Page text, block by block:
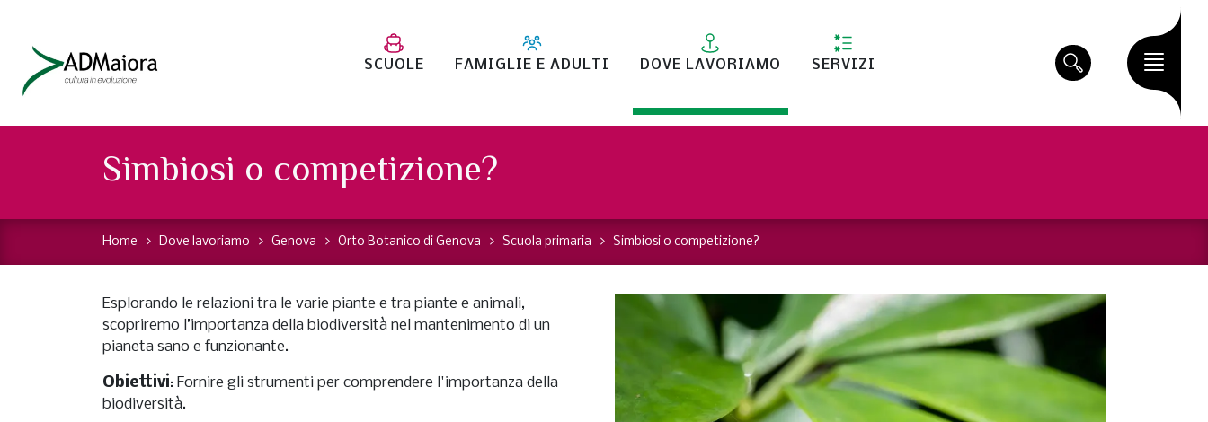
SCUOLE FAMIGLIE E ADULTI DOVE LAVORIAMO SERVIZI
Simbiosi o competizione?
Home Dove lavoriamo Genova Orto Botanico di Genova Scuola primaria Simbiosi o competizione?
Esplorando le relazioni tra le varie piante e tra piante e animali,
scopriremo l’importanza della biodiversità nel mantenimento di un
pianeta sano e funzionante.
Obiettivi: Fornire gli strumenti per comprendere l'importanza della
biodiversità.